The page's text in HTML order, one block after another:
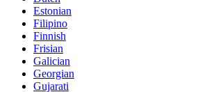
Estonian
Filipino
Finnish
Frisian
Galician
Georgian
Gujarati